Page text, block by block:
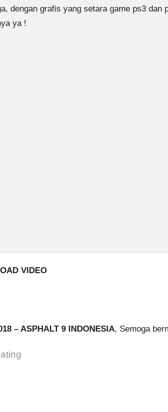
dengan grafis yang setara game ps3 dan
ya !
VIDEO
– ASPHALT 9 INDONESIA, Semoga